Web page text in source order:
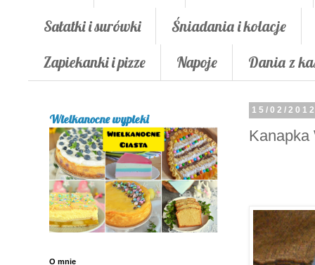
Sałatki i surówki
Śniadania i kolacje
Zapiekanki i pizze
Napoje Dania z
15/02/
Kanapka
Wielkanocne wypieki
O mnie